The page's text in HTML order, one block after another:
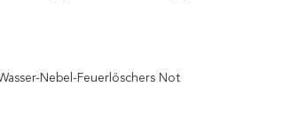
Nebel-Feuerlöschers Not